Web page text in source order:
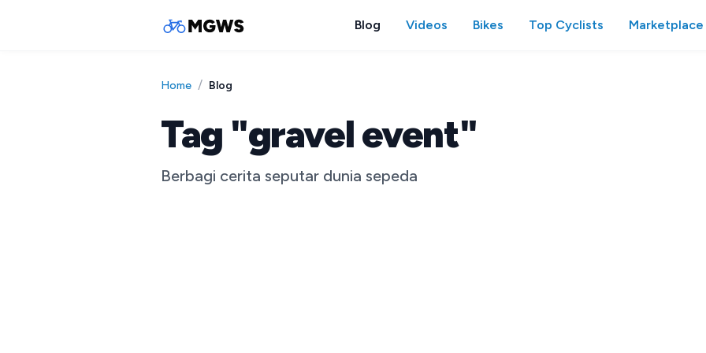
Blog Videos Bikes Top Cyclists Marketplace
Home / Blog
Tag "gravel event"
Berbagi cerita seputar dunia sepeda